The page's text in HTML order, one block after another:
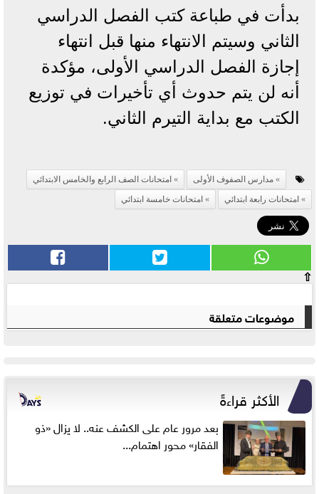
بدأت في طباعة كتب الفصل الدراسي
الثاني وسيتم الانتهاء منها قبل انتهاء
إجازة الفصل الدراسي الأولى، مؤكدة
أنه لن يتم حدوث أي تأخيرات في توزيع
الكتب مع بداية التيرم الثاني.
مدارس الصفوف الأولى
امتحانات الصف الرابع والخامس الابتدائي
امتحانات رابعة ابتدائي
امتحانات خامسة ابتدائي
⇧
موضوعات متعلقة
الأكثر قراءةً
بعد مرور عام على الكشف عنه.. لا يزال «ذو
الفقار» محور اهتمام...